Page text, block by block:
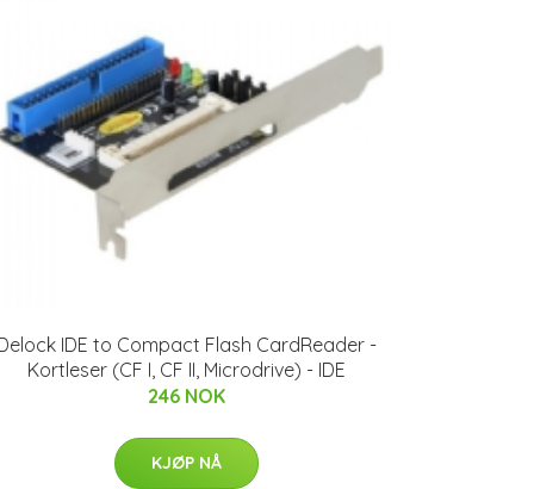
IDE to Compact Flash CardReader -
Kortleser (CF I, CF II, Microdrive) - IDE
246 NOK
KJØP NÅ